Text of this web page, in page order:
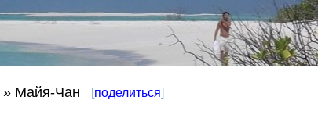
» Майя-Чан [поделиться]